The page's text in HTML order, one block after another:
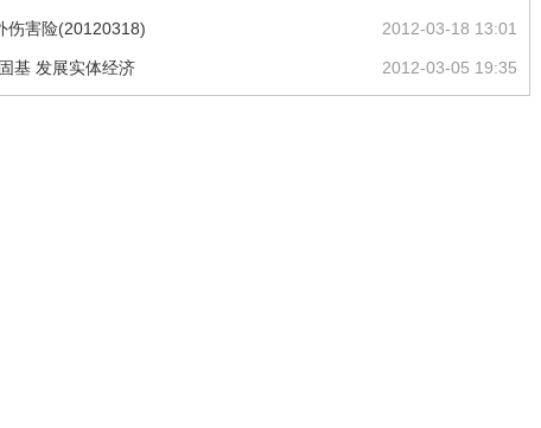
2012-03-18 13:01
伤害险(20120318)
2012-03-05 19:35
基 发展实体经济